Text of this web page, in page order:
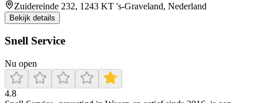
Zuidereinde 232, 1243 KT 's-Graveland, Nederland
Bekijk details
Snell Service
Nu open
4.8